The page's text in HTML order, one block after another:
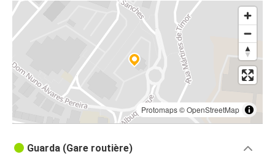
Protomaps©OpenStreetMap
Guarda (Gare routière)